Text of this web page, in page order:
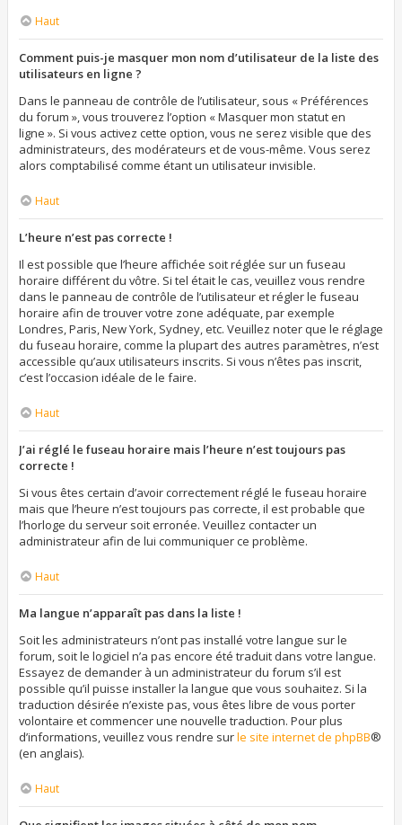
Haut
Comment puis-je masquer mon nom d’utilisateur de la liste des
utilisateurs en ligne ?
Dans le panneau de contrôle de l’utilisateur, sous « Préférences
du forum », vous trouverez l’option « Masquer mon statut en
ligne ». Si vous activez cette option, vous ne serez visible que des
administrateurs, des modérateurs et de vous-même. Vous serez
alors comptabilisé comme étant un utilisateur invisible.
Haut
L’heure n’est pas correcte !
Il est possible que l’heure affichée soit réglée sur un fuseau
horaire différent du vôtre. Si tel était le cas, veuillez vous rendre
dans le panneau de contrôle de l’utilisateur et régler le fuseau
horaire afin de trouver votre zone adéquate, par exemple
Londres, Paris, New York, Sydney, etc. Veuillez noter que le réglage
du fuseau horaire, comme la plupart des autres paramètres, n’est
accessible qu’aux utilisateurs inscrits. Si vous n’êtes pas inscrit,
c’est l’occasion idéale de le faire.
Haut
J’ai réglé le fuseau horaire mais l’heure n’est toujours pas
correcte !
Si vous êtes certain d’avoir correctement réglé le fuseau horaire
mais que l’heure n’est toujours pas correcte, il est probable que
l’horloge du serveur soit erronée. Veuillez contacter un
administrateur afin de lui communiquer ce problème.
Haut
Ma langue n’apparaît pas dans la liste !
Soit les administrateurs n’ont pas installé votre langue sur le
forum, soit le logiciel n’a pas encore été traduit dans votre langue.
Essayez de demander à un administrateur du forum s’il est
possible qu’il puisse installer la langue que vous souhaitez. Si la
traduction désirée n’existe pas, vous êtes libre de vous porter
volontaire et commencer une nouvelle traduction. Pour plus
d’informations, veuillez vous rendre surle site internet de phpBB®
(en anglais).
Haut